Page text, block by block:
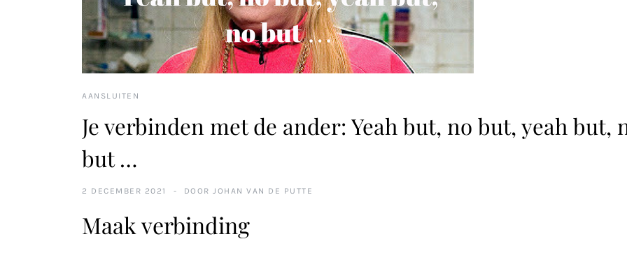
AANSLUITEN
Je verbinden met de ander: Yeah but, no but, yeah but,
but …
2 DECEMBER 2021 DOOR JOHAN VAN DE PUTTE
Maak verbinding